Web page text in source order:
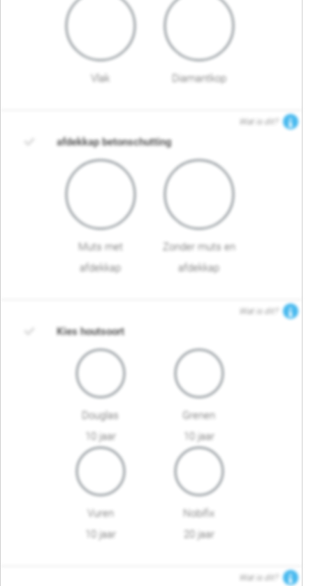
Vlak Diamantkop
Wat is dit?
afdekkap betonschutting
Muts met
afdekkap
Zonder muts en
afdekkap
Wat is dit?
Kies houtsoort
Douglas
10 jaar
Grenen
10 jaar
Vuren
10 jaar
Nobifix
20 jaar
Wat is dit?